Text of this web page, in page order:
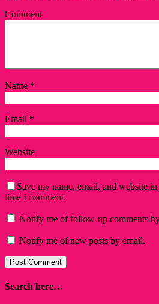
Comment
Name *
Email *
Website
Save my name, email, and website
time I comment.
Notify me of follow-up comments
Notify me of new posts by email.
Search here…